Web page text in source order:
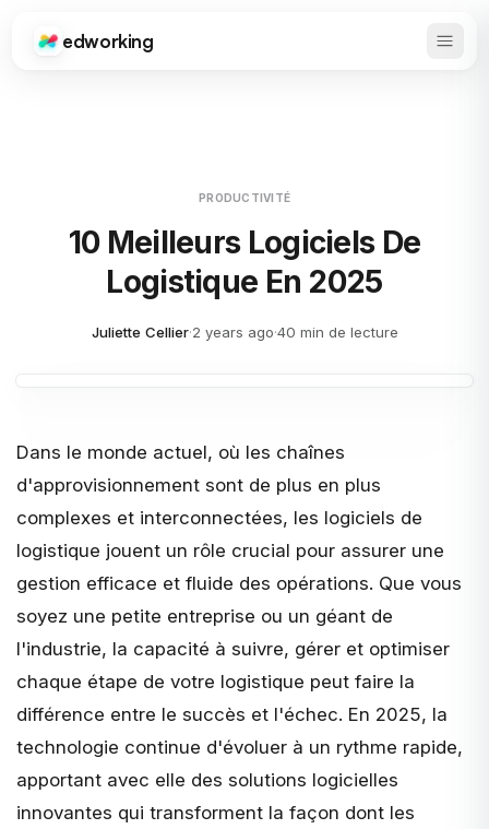
Edworking
edworking
PRODUCTIVITÉ
10 Meilleurs Logiciels De
Logistique En 2025
Juliette Cellier·2 years ago·40 min de lecture
Dans le monde actuel, où les chaînes
d'approvisionnement sont de plus en plus
complexes et interconnectées, les logiciels de
logistique jouent un rôle crucial pour assurer une
gestion efficace et fluide des opérations. Que vous
soyez une petite entreprise ou un géant de
l'industrie, la capacité à suivre, gérer et optimiser
chaque étape de votre logistique peut faire la
différence entre le succès et l'échec. En 2025, la
technologie continue d'évoluer à un rythme rapide,
apportant avec elle des solutions logicielles
innovantes qui transforment la façon dont les